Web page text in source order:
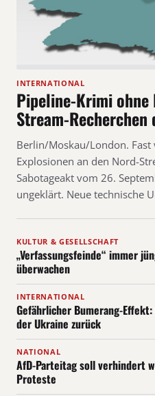
INTERNATIONAL
Pipeline-Krimi ohne
Stream-Recherchen
Berlin/Moskau/London. Fast
Explosionen an den Nord-
Sabotageakt vom 26.
ungeklärt. Neue technische
KULTUR & GESELLSCHAFT
„Verfassungsfeinde“ immer
überwachen
INTERNATIONAL
Gefährlicher Bumerang-
der Ukraine zurück
NATIONAL
AfD-Parteitag soll verhindert
Proteste